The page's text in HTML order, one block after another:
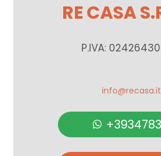
RE CASA
P.IVA:
info@recasa.it